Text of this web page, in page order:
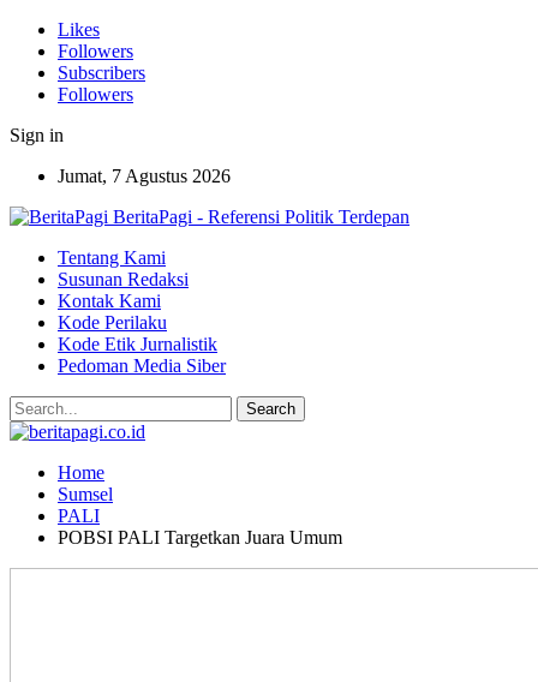
Likes
Followers
Subscribers
Followers
Sign in
Jumat, 7 Agustus 2026
BeritaPagi - Referensi Politik Terdepan
Tentang Kami
Susunan Redaksi
Kontak Kami
Kode Perilaku
Kode Etik Jurnalistik
Pedoman Media Siber
Home
Sumsel
PALI
POBSI PALI Targetkan Juara Umum